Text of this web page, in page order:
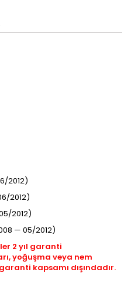
2012)
2012)
2012)
— 05/2012)
2 yıl garanti
yoğuşma veya nem
kapsamı dışındadır.